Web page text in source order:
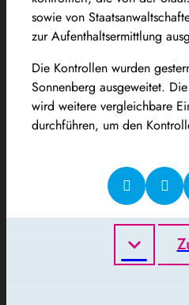
sowie von
zur Aufenthaltsermittlung
Die Kontrollen wurden
Sonnenberg ausgeweitet.
wird weitere vergleichbare
durchführen, um den